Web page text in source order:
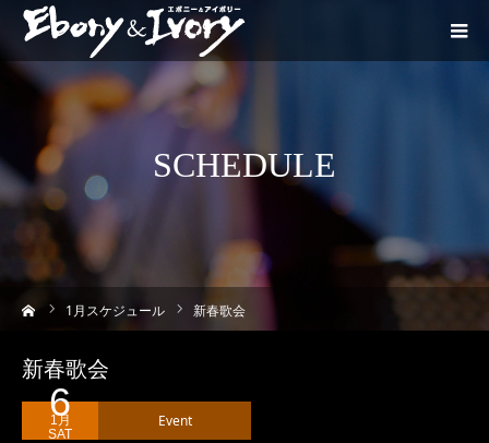
SCHEDULE
1 月スケジュール 新春歌会
新春歌会
1月
6
SAT
Event